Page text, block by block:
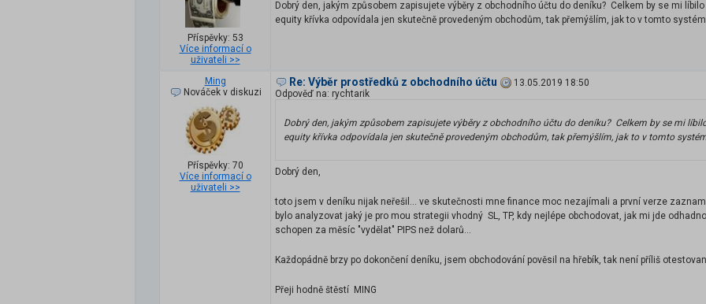
Příspěvky: 53
Více informací o
uživateli >>
Dobrý den, jakým způsobem zapisujete výběry z obchodního účtu do deníku? Celkem by se mi
equity křívka odpovídala jen skutečně provedeným obchodům, tak přemýšlím, jak to v tomto
Ming
Nováček v diskuzi
Příspěvky: 70
Více informací o
uživateli >>
Re: Výběr prostředků z obchodního účtu
13.05.2019 18:50
Odpověď na: rychtarik
Dobrý den, jakým způsobem zapisujete výběry z obchodního účtu do deníku? Celkem by se mi
equity křívka odpovídala jen skutečně provedeným obchodům, tak přemýšlím, jak to v tomto
Dobrý den,
toto jsem v deníku nijak neřešil... ve skutečnosti mne finance moc nezajímali a první verze
bylo analyzovat jaký je pro mou strategii vhodný SL, TP, kdy nejlépe obchodovat, jak mi jde
schopen za měsíc "vydělat" PIPS než dolarů...
Každopádně brzy po dokončení deníku, jsem obchodování pověsil na hřebík, tak není příliš
Přeji hodně štěstí MING